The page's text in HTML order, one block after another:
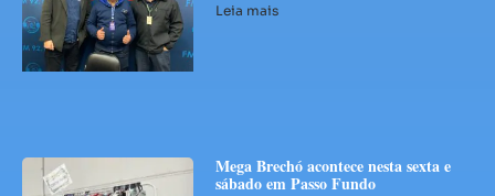
Leia mais
Mega Brechó acontece nesta sexta e
sábado em Passo Fundo